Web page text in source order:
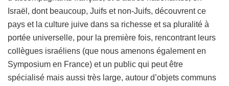
Israël, dont beaucoup, Juifs et non-Juifs, découvrent ce
pays et la culture juive dans sa richesse et sa pluralité à
portée universelle, pour la première fois, rencontrant leurs
collègues israéliens (que nous amenons également en
Symposium en France) et un public qui peut être
spécialisé mais aussi très large, autour d’objets communs